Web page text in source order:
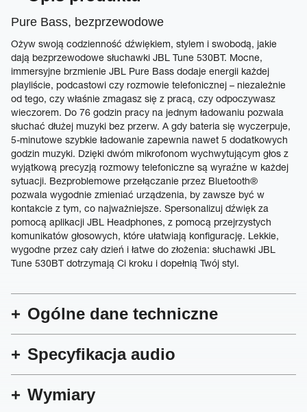
Pure Bass, bezprzewodowe
Ożyw swoją codzienność dźwiękiem, stylem i swobodą, jakie
dają bezprzewodowe słuchawki JBL Tune 530BT. Mocne,
immersyjne brzmienie JBL Pure Bass dodaje energii każdej
playliście, podcastowi czy rozmowie telefonicznej – niezależnie
od tego, czy właśnie zmagasz się z pracą, czy odpoczywasz
wieczorem. Do 76 godzin pracy na jednym ładowaniu pozwala
słuchać dłużej muzyki bez przerw. A gdy bateria się wyczerpuje,
5-minutowe szybkie ładowanie zapewnia nawet 5 dodatkowych
godzin muzyki. Dzięki dwóm mikrofonom wychwytującym głos z
wyjątkową precyzją rozmowy telefoniczne są wyraźne w każdej
sytuacji. Bezproblemowe przełączanie przez Bluetooth®
pozwala wygodnie zmieniać urządzenia, by zawsze być w
kontakcie z tym, co najważniejsze. Spersonalizuj dźwięk za
pomocą aplikacji JBL Headphones, z pomocą przejrzystych
komunikatów głosowych, które ułatwiają konfigurację. Lekkie,
wygodne przez cały dzień i łatwe do złożenia: słuchawki JBL
Tune 530BT dotrzymają Ci kroku i dopełnią Twój styl.
Ogólne dane techniczne
Specyfikacja audio
Wymiary